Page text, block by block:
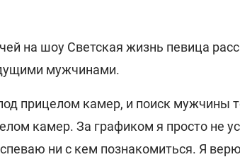
на шоу Светская жизнь певица
мужчинами.
прицелом камер, и поиск мужчины
камер. За графиком я просто не
ни с кем познакомиться. Я